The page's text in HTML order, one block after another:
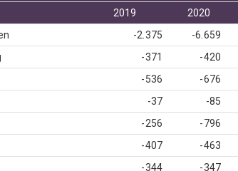
2019
2020
-2.375 -6.659
-371 -420
-536 -676
-37 -85
-256 -796
-407 -463
-344 -347